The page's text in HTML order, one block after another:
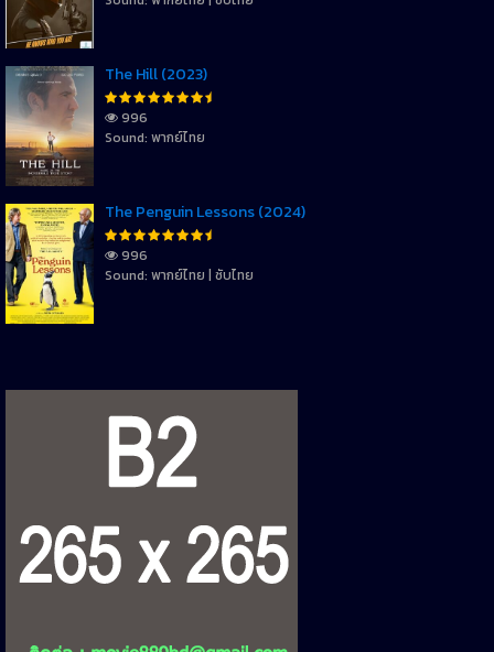
The Hill (2023)
996
Sound: พากย์ไทย
The Penguin Lessons (2024)
996
Sound: พากย์ไทย | ซับไทย